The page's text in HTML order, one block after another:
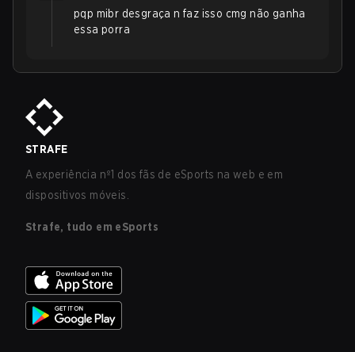
pqp mibr desgraça n faz isso cmg não ganha
essa porra
STRAFE
A experiência nº1 dos fãs de eSports na web e em
dispositivos móveis.
Strafe, tudo em eSports